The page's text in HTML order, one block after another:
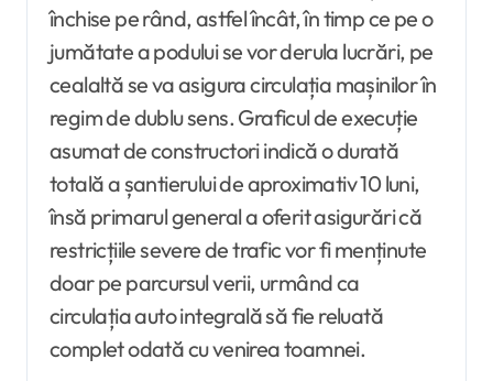
închise pe rând, astfel încât, în timp ce pe o
jumătate a podului se vor derula lucrări, pe
cealaltă se va asigura circulația mașinilor în
regim de dublu sens. Graficul de execuție
asumat de constructori indică o durată
totală a șantierului de aproximativ 10 luni,
însă primarul general a oferit asigurări că
restricțiile severe de trafic vor fi menținute
doar pe parcursul verii, urmând ca
circulația auto integrală să fie reluată
complet odată cu venirea toamnei.